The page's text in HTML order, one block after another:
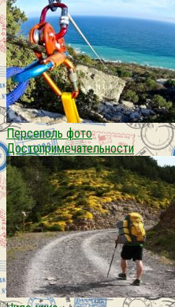
Персеполь фото
Достопримечательности